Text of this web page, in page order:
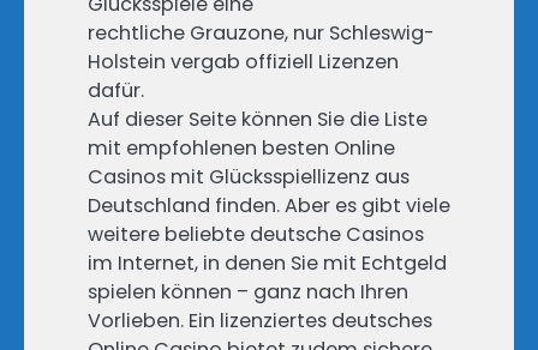
rechtliche Grauzone, nur Schleswig-
Holstein vergab offiziell Lizenzen
dafür.
Auf dieser Seite können Sie die Liste
mit empfohlenen besten Online
Casinos mit Glücksspiellizenz aus
Deutschland finden. Aber es gibt viele
weitere beliebte deutsche Casinos
im Internet, in denen Sie mit Echtgeld
spielen können – ganz nach Ihren
Vorlieben. Ein lizenziertes deutsches